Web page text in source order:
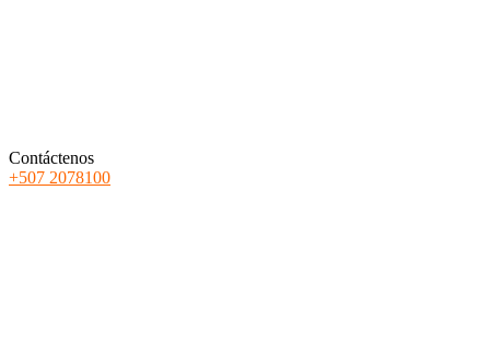
Contáctenos
+507 2078100